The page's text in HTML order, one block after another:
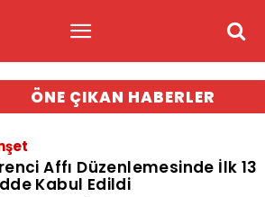
ÖNE ÇIKAN HABERLER
Affı Düzenlemesinde İlk 13
Kabul Edildi